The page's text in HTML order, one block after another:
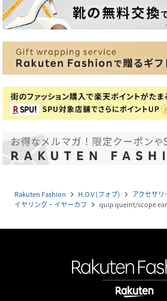
Rakuten Fashion navigate_next H.O.V (フォブ) navigate_next アクセサ
イヤリング・イヤーカフ navigate_next quip queint/scope